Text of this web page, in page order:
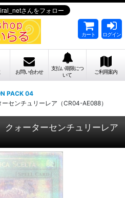
カート ログイン
お問い合わせ
支払い期限につ
いて
ご利用案内
PACK 04
センチュリーレア（CR04-AE088）
ォーターセンチュリーレア